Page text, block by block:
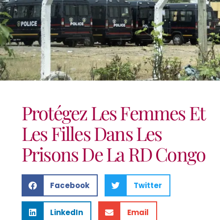
Protégez Les Femmes Et
Les Filles Dans Les
Prisons De La RD Congo
Facebook Twitter
LinkedIn Email